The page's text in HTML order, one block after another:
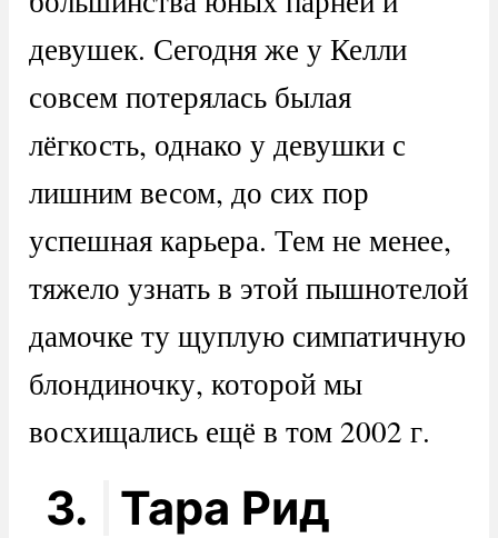
девушек. Сегодня же у Келли
совсем потерялась былая
лёгкость, однако у девушки с
лишним весом, до сих пор
успешная карьера. Тем не менее,
тяжело узнать в этой пышнотелой
дамочке ту щуплую симпатичную
блондиночку, которой мы
восхищались ещё в том 2002 г.
3. Тара Рид